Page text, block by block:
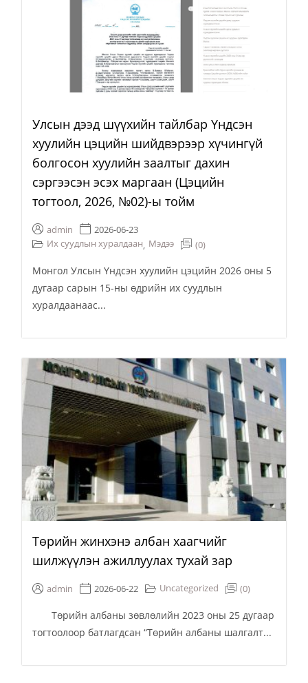
Улсын дээд шүүхийн тайлбар Үндсэн
хуулийн цэцийн шийдвэрээр хүчингүй
болгосон хуулийн заалтыг дахин
сэргээсэн эсэх маргаан (Цэцийн
тогтоол, 2026, №02)-ы тойм
admin
2026-06-23
Их суудлын хуралдаан, Мэдээ (0)
Монгол Улсын Үндсэн хуулийн цэцийн 2026 оны 5
дугаар сарын 15-ны өдрийн их суудлын
хуралдаанаас...
Төрийн жинхэнэ албан хаагчийг
шилжүүлэн ажиллуулах тухай зар
admin 2026-06-22 Uncategorized (0)
Төрийн албаны зөвлөлийн 2023 оны 25 дугаар
тогтоолоор батлагдсан “Төрийн албаны шалгалт...